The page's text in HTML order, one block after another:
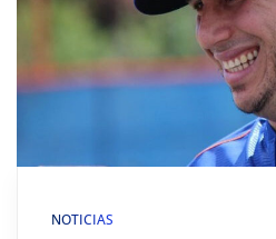
NOTICIAS